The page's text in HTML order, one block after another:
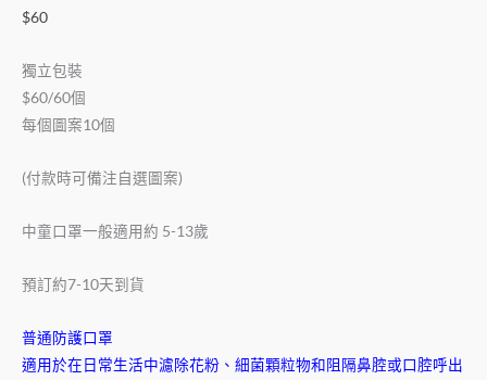
$60
獨立包裝
$60/60個
每個圖案10個
(付款時可備注自選圖案)
中童口罩一般適用約 5-13歲
預訂約7-10天到貨
普通防護口罩
適用於在日常生活中濾除花粉、細菌顆粒物和阻隔鼻腔或口腔呼出